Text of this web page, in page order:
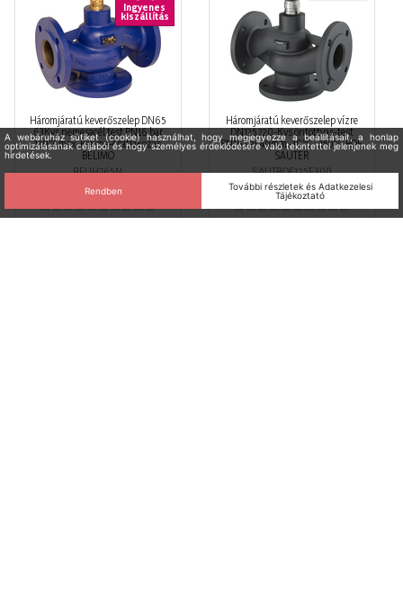
Ingyenes
kiszállítás
Háromjáratú keverőszelep DN65
63Kvs nemesacél test PN16 bar
120°Cmax. karima-csatlakozás
BELIMO
BELIH765N
Nincs raktáron
Háromjáratú keverőszelep vízre
DN125 220-Kvs öntöttvas-test
PN16 bar 40mm -10°C.. 150°C BQE
SAUTER
SAUTBQE125F300
Nincs raktáron